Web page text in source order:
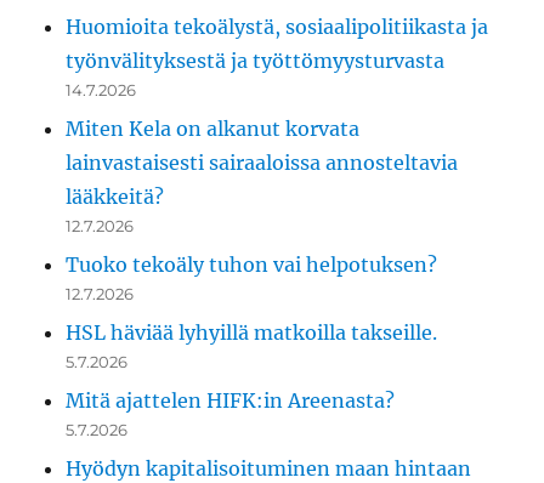
Huomioita tekoälystä, sosiaalipolitiikasta ja
työnvälityksestä ja työttömyysturvasta
14.7.2026
Miten Kela on alkanut korvata
lainvastaisesti sairaaloissa annosteltavia
lääkkeitä?
12.7.2026
Tuoko tekoäly tuhon vai helpotuksen?
12.7.2026
HSL häviää lyhyillä matkoilla takseille.
5.7.2026
Mitä ajattelen HIFK:in Areenasta?
5.7.2026
Hyödyn kapitalisoituminen maan hintaan